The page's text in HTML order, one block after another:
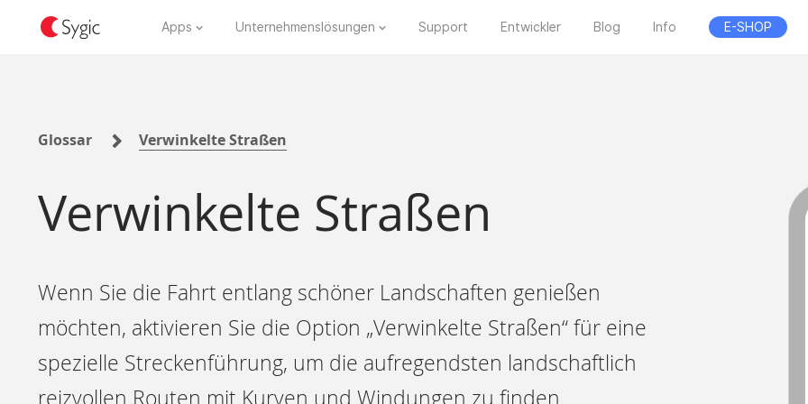
Apps Unternehmenslösungen Support Entwickler Blog Info E-SHOP
Glossar Verwinkelte Straßen
Verwinkelte Straßen
Wenn Sie die Fahrt entlang schöner Landschaften genießen
möchten, aktivieren Sie die Option „Verwinkelte Straßen“ für eine
spezielle Streckenführung, um die aufregendsten landschaftlich
reizvollen Routen mit Kurven und Windungen zu finden.